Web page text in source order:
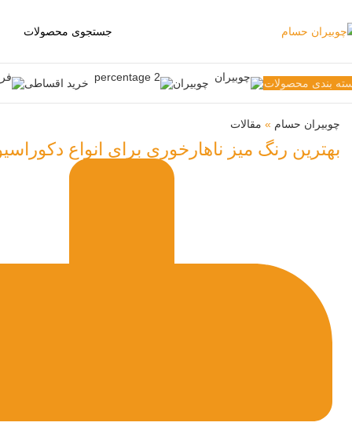
بندی محصولات چوبیران خرید اقساطی
چوبیران حسام » مقالات
بهترین رنگ میز ناهارخوری برای انواع